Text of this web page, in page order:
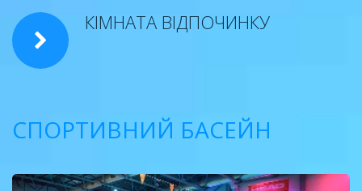
КІМНАТА ВІДПОЧИНКУ
СПОРТИВНИЙ БАСЕЙН